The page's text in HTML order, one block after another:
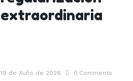
extraordinaria
19 de Xuño de 2026 0 Comments